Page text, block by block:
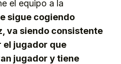
el equipo a la
sigue cogiendo
va siendo consistente
el jugador que
jugador y tiene